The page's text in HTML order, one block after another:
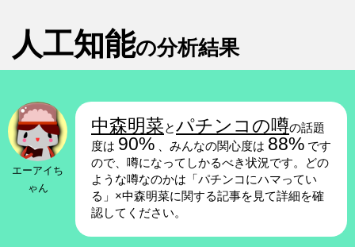
人工知能の分析結果
エーアイち
ゃん
中森明菜とパチンコの噂の話題
度は 90% 、みんなの関心度は 88% です
ので、噂になってしかるべき状況です。どの
ような噂なのかは「パチンコにハマってい
る」×中森明菜に関する記事を見て詳細を確
認してください。